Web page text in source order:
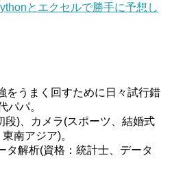
とエクセルで勝手に予想し
をうまく回すために日々試行錯
パパ。
段)、カメラ(スポーツ、結婚式
南アジア)。
タ解析(資格：統計士、データ